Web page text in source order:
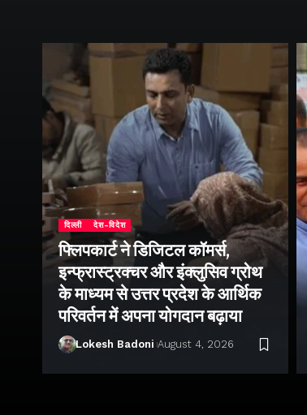
दिल्ली देश-विदेश
फ्लिपकार्ट ने डिजिटल कॉमर्स,
इन्फ्रास्ट्रक्चर और इंक्लुसिव ग्रोथ
के माध्यम से उत्तर प्रदेश के आर्थिक
परिवर्तन में अपना योगदान बढ़ाया
Lokesh Badoni August 4, 2026